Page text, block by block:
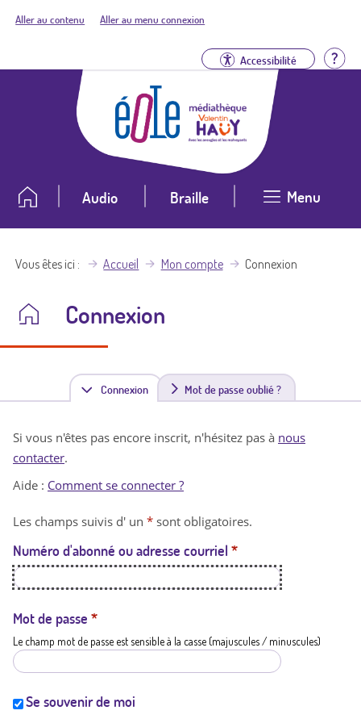
Aller au contenu Aller au menu connexion
Accessibilité
Audio Braille Menu
Vous êtes ici Accueil Mon compte Connexion
Connexion
Connexion(
n
t
a
t
i
Mot de passe oublié ?
Si vous n'êtes pas encore inscrit, n'hésitez pas à nous
contacter.
Aide : Comment se connecter ?
Les champs suivis d' un * sont obligatoires.
Numéro d'abonné ou adresse courriel *
Mot de passe *
Le champ mot de passe est sensible à la casse (majuscules / minuscules)
Se souvenir de moi